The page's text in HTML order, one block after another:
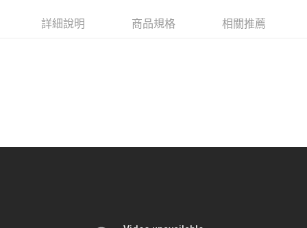
詳細說明 商品規格 相關推薦